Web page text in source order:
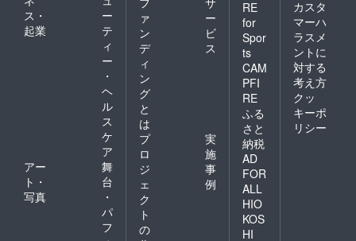
（洋
服）
・数
量 1つ
・商
品サイ
ズ M
身丈69
身幅52
肩幅46
ス・
起業
ー
テ
ィ
ー
・
ヘ
ル
ス
ケ
ア
アー
ト・
写真
舞
台
・
パ
フ
ァ
ン
デ
ィ
ン
グ
と
は
ー
ビ
ス
プ
ロ
ジ
ェ
ク
ト
の
実
施
事
例
RE
for
Spor
ts
CAM
PFI
RE
ふる
さと
納税
AD
FOR
ALL
HIO
KOS
HI
カスタ
マーハ
ラスメ
ントに
対する
考え方
クッ
キーポ
リシー